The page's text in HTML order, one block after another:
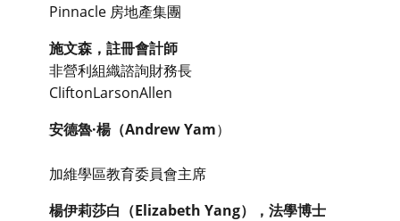
Pinnacle 房地產集團
施文森，註冊會計師
非營利組織諮詢財務長
CliftonLarsonAllen
安德魯·楊（Andrew Yam）
加維學區教育委員會主席
楊伊莉莎白（Elizabeth Yang），法學博士